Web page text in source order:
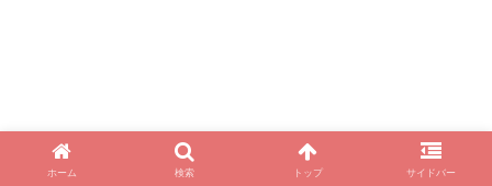
ホーム 検索 トップ サイドバー